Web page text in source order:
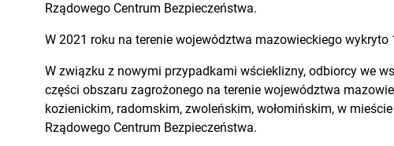
Rządowego Centrum Bezpieczeństwa.
W 2021 roku na terenie województwa mazowieckiego
W związku z nowymi przypadkami wścieklizny, odbiorcy we
części obszaru zagrożonego na terenie województwa
kozienickim, radomskim, zwoleńskim, wołomińskim, w
Rządowego Centrum Bezpieczeństwa.